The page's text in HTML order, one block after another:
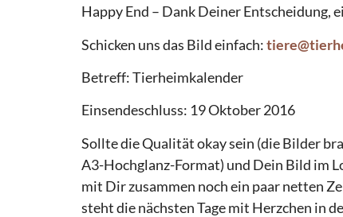
Happy End – Dank Deiner Entscheidung,
Schicken uns das Bild einfach:
Betreff: Tierheimkalender
Einsendeschluss: 19 Oktober 2016
Sollte die Qualität okay sein (die Bilder
A3-Hochglanz-Format) und Dein Bild im
mit Dir zusammen noch ein paar netten
steht die nächsten Tage mit Herzchen in